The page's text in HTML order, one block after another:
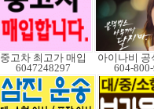
중고차 최고가 매입
6047248297
아이나비 공
604-